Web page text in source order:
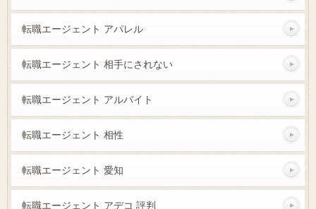
転職エージェント アパレル
転職エージェント 相手にされない
転職エージェント アルバイト
転職エージェント 相性
転職エージェント 愛知
転職エージェント アデコ 評判